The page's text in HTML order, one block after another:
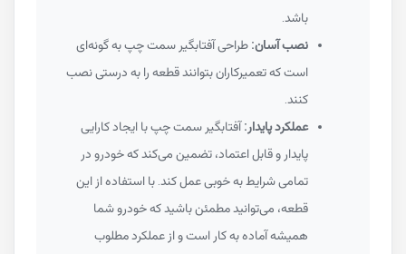
باشد.
نصب آسان:طراحی آفتابگیر سمت چپ به گونه‌ای
است که تعمیرکاران بتوانند قطعه را به درستی نصب
کنند.
عملکرد پایدار:آفتابگیر سمت چپ با ایجاد کارایی
پایدار و قابل اعتماد، تضمین می‌کند که خودرو در
تمامی شرایط به خوبی عمل کند. با استفاده از این
قطعه، می‌توانید مطمئن باشید که خودرو شما
همیشه آماده به کار است و از عملکرد مطلوب